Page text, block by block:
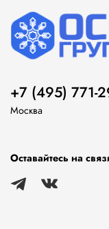
+7 (495) 771-
Москва
Оставайтесь на